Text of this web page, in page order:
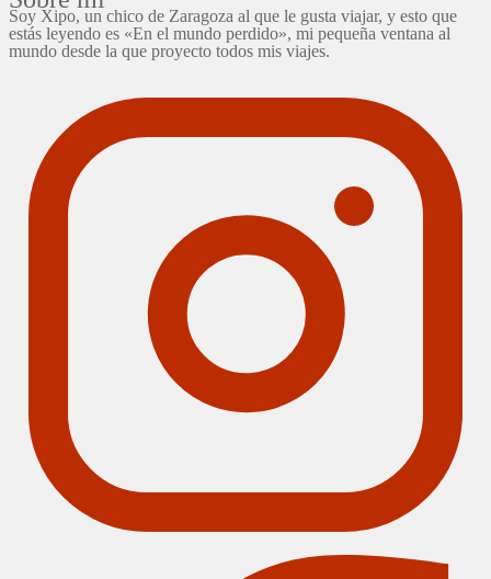
Soy Xipo, un chico de Zaragoza al que le gusta viajar, y esto que
estás leyendo es «En el mundo perdido», mi pequeña ventana al
mundo desde la que proyecto todos mis viajes.